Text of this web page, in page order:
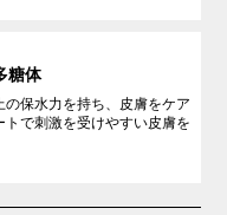
糖体
の保水力を持ち、皮膚をケア
トで刺激を受けやすい皮膚を